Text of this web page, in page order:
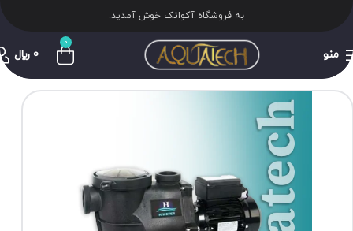
به فروشگاه آکواتک خوش آمدید.
منو
0
0 ﷼